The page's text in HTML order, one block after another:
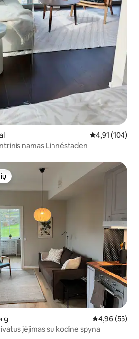
Vidutinis
4,91 (104)
namas Linnéstaden
Vidutinis
4,96 (55)
įėjimas su kodine spyna